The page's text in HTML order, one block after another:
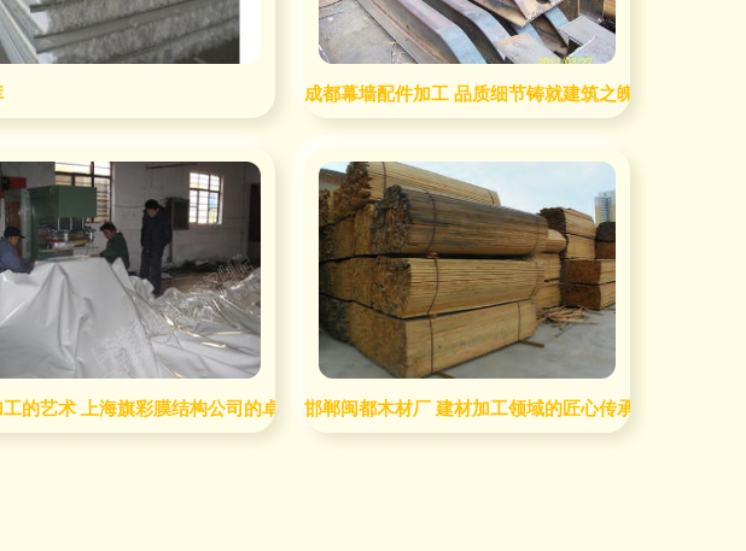
新标杆 成都幕墙配件加工 品质细节铸就建筑之魄——四川成
级的艺术 上海旗彩膜结构公司的卓越实践邯郸闽都木材厂 建材加工领域的匠心传承与创新探索